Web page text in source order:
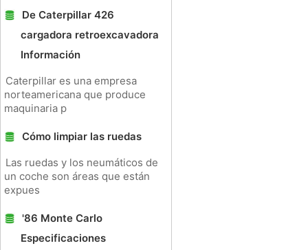
De Caterpillar 426
cargadora retroexcavadora
Información
Caterpillar es una empresa
norteamericana que produce
maquinaria p
Cómo limpiar las ruedas
Las ruedas y los neumáticos de
un coche son áreas que están
expues
'86 Monte Carlo
Especificaciones